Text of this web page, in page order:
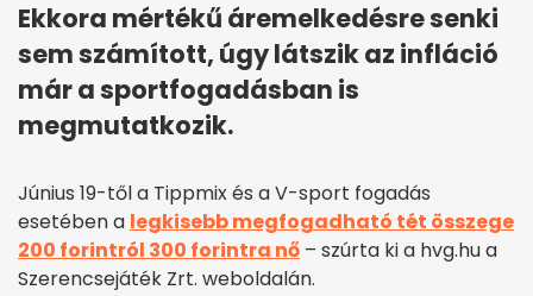
Ekkora mértékű áremelkedésre senki
sem számított, úgy látszik az infláció
már a sportfogadásban is
megmutatkozik.
Június 19-től a Tippmix és a V-sport fogadás
esetében a legkisebb megfogadható tét összege
200 forintról 300 forintra nő – szúrta ki a hvg.hu a
Szerencsejáték Zrt. weboldalán.